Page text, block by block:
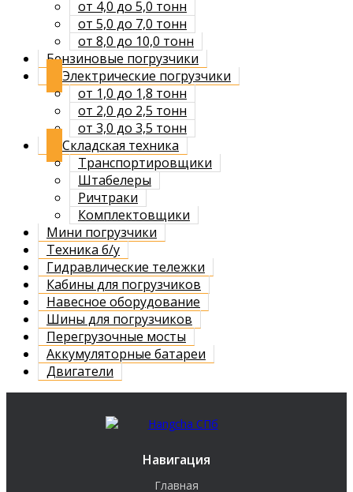
от 4,0 до 5,0 тонн
от 5,0 до 7,0 тонн
от 8,0 до 10,0 тонн
Бензиновые погрузчики
Электрические погрузчики
от 1,0 до 1,8 тонн
от 2,0 до 2,5 тонн
от 3,0 до 3,5 тонн
Складская техника
Транспортировщики
Штабелеры
Ричтраки
Комплектовщики
Мини погрузчики
Техника б/у
Гидравлические тележки
Кабины для погрузчиков
Навесное оборудование
Шины для погрузчиков
Перегрузочные мосты
Аккумуляторные батареи
Двигатели
Навигация
Главная